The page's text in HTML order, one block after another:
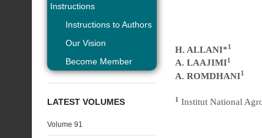
H. ALLANI*1
A. LAAJIMI1
A. ROMDHANI1
1 Institut National
Instructions
Instructions to Authors
Our Vision
Become Member
LATEST VOLUMES
Volume 91